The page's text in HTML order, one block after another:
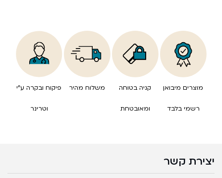
מוצרים מיבואן
רשמי בלבד
קניה בטוחה
ומאובטחת
משלוח מהיר פיקוח ובקרה ע”י
וטרינר
יצירת קשר